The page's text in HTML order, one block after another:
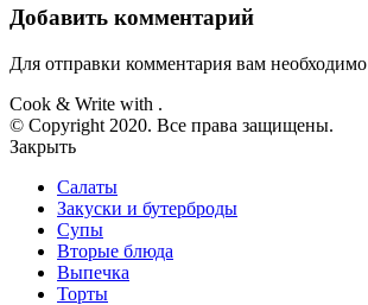
Добавить комментарий
Для отправки комментария вам необходимо
Cook & Write with .
© Copyright 2020. Все права защищены.
Закрыть
Салаты
Закуски и бутерброды
Супы
Вторые блюда
Выпечка
Торты